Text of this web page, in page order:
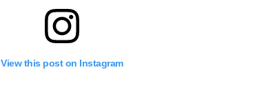
View this post on Instagram